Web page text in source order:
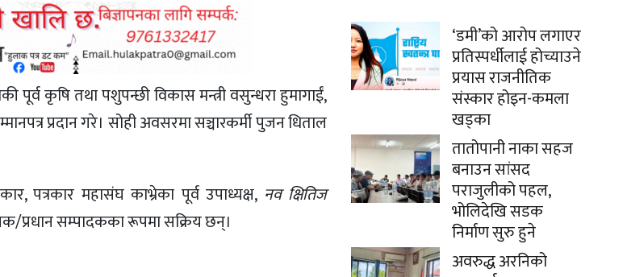
पूर्व कृषि तथा पशुपन्छी विकास मन्त्री वसुन्धरा हुमागाईं,
प्रदान गरे। सोही अवसरमा सञ्चारकर्मी पुजन धिताल
पत्रकार महासंघ काभ्रेका पूर्व उपाध्यक्ष, नव क्षितिज
प्रधान सम्पादकका रूपमा सक्रिय छन्।
‘डमी’को आरोप लगाएर
प्रतिस्पर्धीलाई होच्याउने
प्रयास राजनीतिक
संस्कार होइन-कमला
खड्का
तातोपानी नाका सहज
बनाउन सांसद
पराजुलीको पहल,
भोलिदेखि सडक
निर्माण सुरु हुने
अवरुद्ध अरनिको